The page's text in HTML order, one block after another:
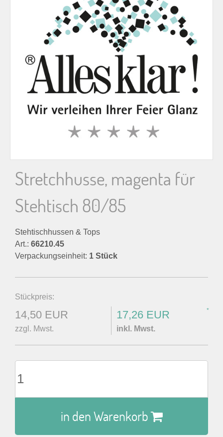
a
h
Stretchhusse, magenta für
Stehtisch 80/85
Stehtischhussen & Tops
Art.: 66210.45
Verpackungseinheit: 1 Stück
Stückpreis:
14,50 EUR
zzgl. Mwst.
17,26 EUR *
inkl. Mwst.
in den Warenkorb